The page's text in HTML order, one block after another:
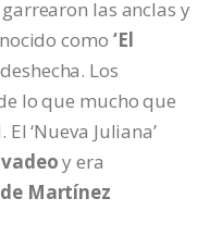
las anclas y
como ‘El
Los
lo que mucho que
‘Nueva Juliana’
y era
Martínez